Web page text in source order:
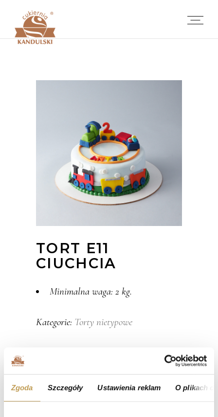
Zgoda Szczegóły Ustawienia reklam O plikach
TORT E11
CIUCHCIA
Minimalna waga: 2 kg.
Kategorie: Torty nietypowe